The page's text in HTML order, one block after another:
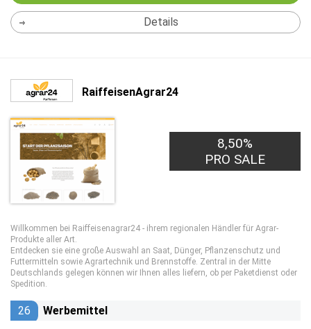
Details
RaiffeisenAgrar24
8,50%
PRO SALE
Willkommen bei Raiffeisenagrar24 - ihrem regionalen Händler für Agrar-
Produkte aller Art.
Entdecken sie eine große Auswahl an Saat, Dünger, Pflanzenschutz und
Futtermitteln sowie Agrartechnik und Brennstoffe. Zentral in der Mitte
Deutschlands gelegen können wir Ihnen alles liefern, ob per Paketdienst oder
Spedition.
26 Werbemittel